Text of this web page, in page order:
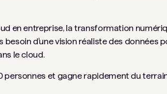
en entreprise, la transformation
d'une vision réaliste des données
le cloud.
et gagne rapidement du